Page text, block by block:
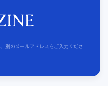
別のメールアドレスをご入力くださ